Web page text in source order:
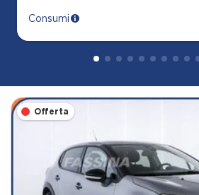
Consumi
Offerta